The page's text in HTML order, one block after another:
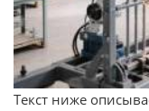
Текст ниже